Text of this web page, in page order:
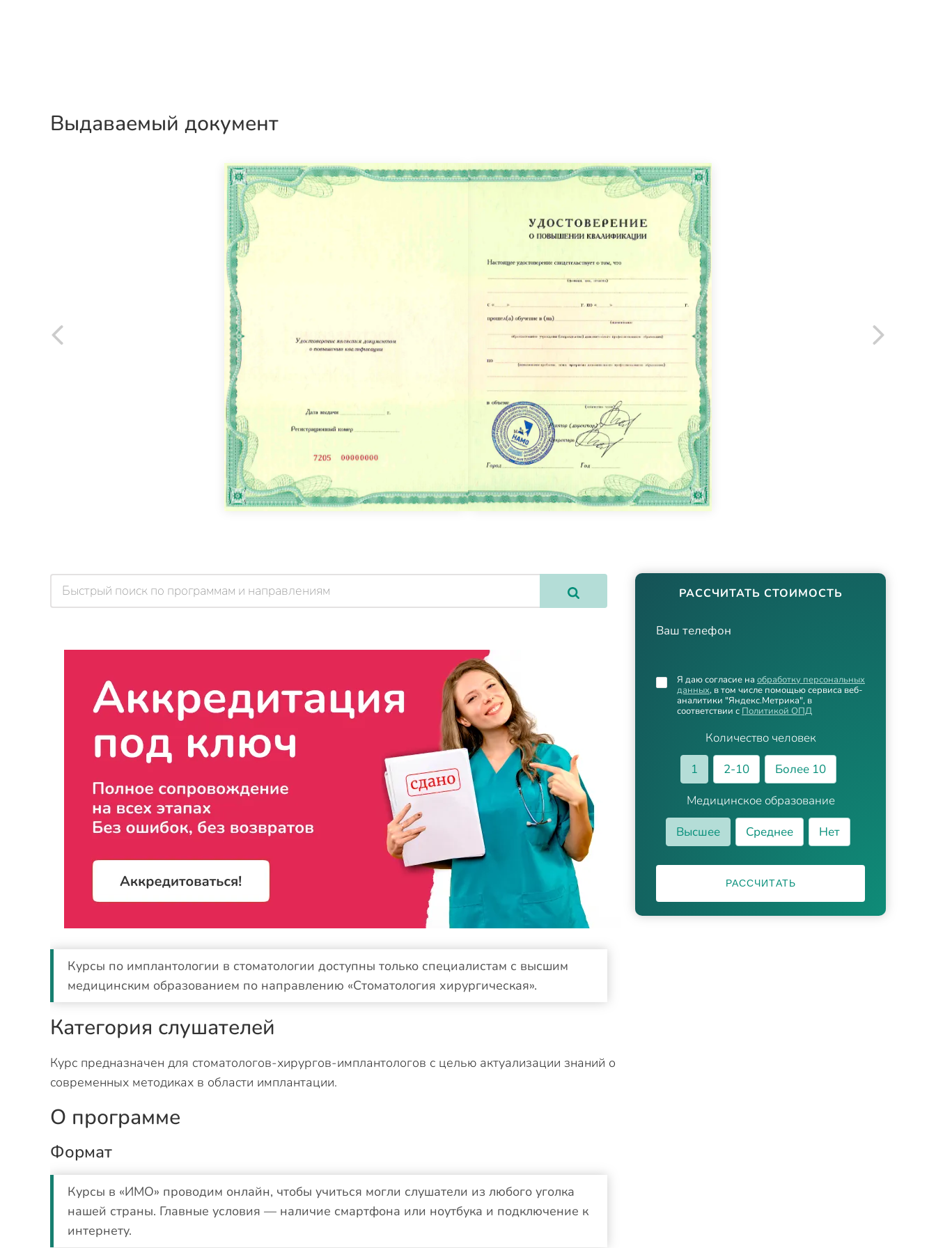
Выдаваемый документ
РАССЧИТАТЬ СТОИМОСТЬ
Ваш телефон
Количество человек
1
2-10
Более 10
Медицинское образование
Высшее
Среднее Нет
Я даю согласие на обработку персональных
данных, в том числе помощью сервиса веб-
аналитики "Яндекс.Метрика", в
соответствии с Политикой ОПД
РАССЧИТАТЬ
Курсы по имплантологии в стоматологии доступны только специалистам с высшим
медицинским образованием по направлению «Стоматология хирургическая».
Категория слушателей
Курс предназначен для стоматологов-хирургов-имплантологов с целью актуализации знаний о
современных методиках в области имплантации.
О программе
Формат
Курсы в «ИМО» проводим онлайн, чтобы учиться могли слушатели из любого уголка
нашей страны. Главные условия — наличие смартфона или ноутбука и подключение к
интернету.